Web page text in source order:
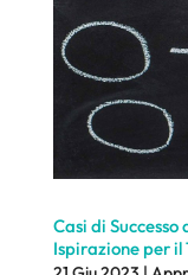
Casi di
Ispirazione per il